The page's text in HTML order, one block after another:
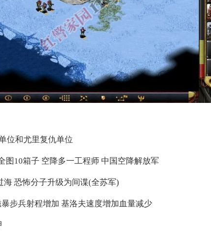
位和尤里复仇单位
10箱子 空降多一工程师 中国空降解放军
恐怖分子升级为间谍(全苏军)
兵射程增加 基洛夫速度增加血量减少